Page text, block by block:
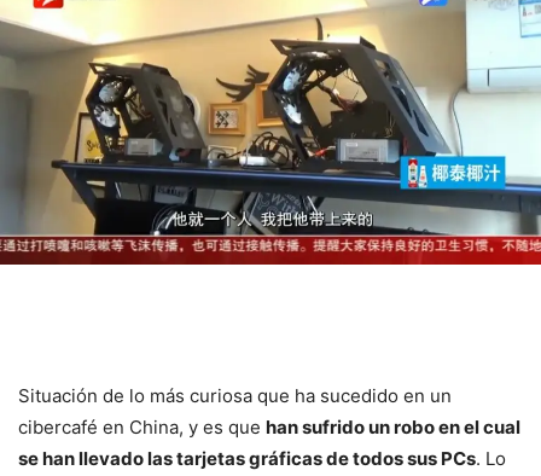
Situación de lo más curiosa que ha sucedido en un
cibercafé en China, y es que han sufrido un robo en el cual
se han llevado las tarjetas gráficas de todos sus PCs. Lo